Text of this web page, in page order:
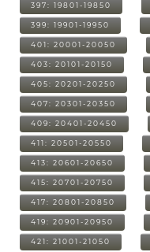
397: 19801-19850
399: 19901-19950
401: 20001-20050
403: 20101-20150
405: 20201-20250
407: 20301-20350
409: 20401-20450
411: 20501-20550
413: 20601-20650
415: 20701-20750
417: 20801-20850
419: 20901-20950
421: 21001-21050